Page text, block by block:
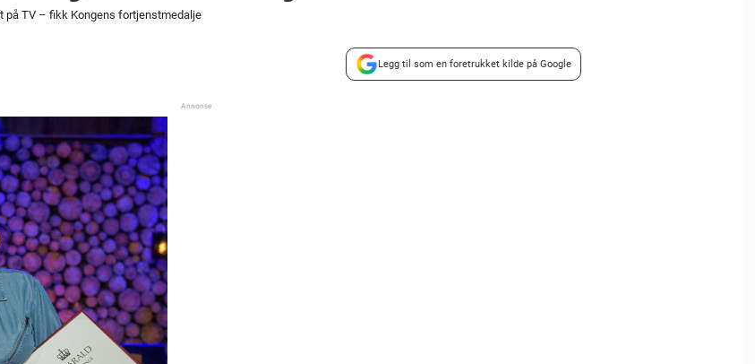
på TV – fikk Kongens fortjenstmedalje
Legg til som en foretrukket kilde på Google